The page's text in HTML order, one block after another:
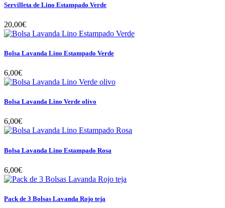
Servilleta de Lino Estampado Verde
20,00€
Bolsa Lavanda Lino Estampado Verde
6,00€
Bolsa Lavanda Lino Verde olivo
6,00€
Bolsa Lavanda Lino Estampado Rosa
6,00€
Pack de 3 Bolsas Lavanda Rojo teja